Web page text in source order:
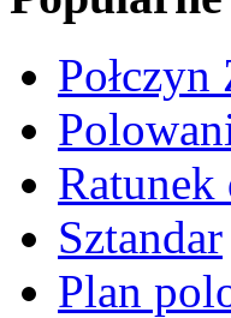
Ratunek
Sztandar
Plan